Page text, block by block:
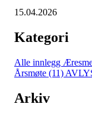
15.04.2026
Kategori
Alle innlegg
Årsmøte (11)
Arkiv